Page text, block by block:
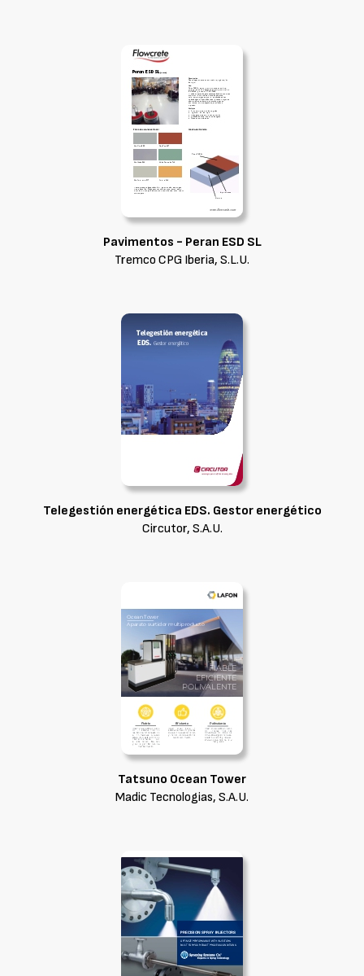
Pavimentos - Peran ESD SL
Tremco CPG Iberia, S.L.U.
Telegestión energética EDS. Gestor energético
Circutor, S.A.U.
Tatsuno Ocean Tower
Madic Tecnologias, S.A.U.